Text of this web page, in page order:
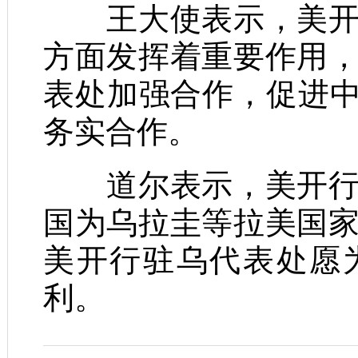
王大使表示，美开
方面发挥着重要作用
表处加强合作，促进
务实合作。
道尔表示，美开行
国为乌拉圭等拉美国
美开行驻乌代表处愿
利。